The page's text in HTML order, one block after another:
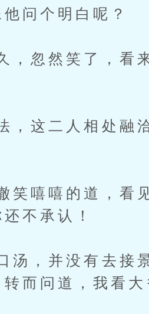
问个明白呢？
忽然笑了，看
这二人相处融
嘻嘻的道，看
不承认！
，并没有去接
而问道，我看